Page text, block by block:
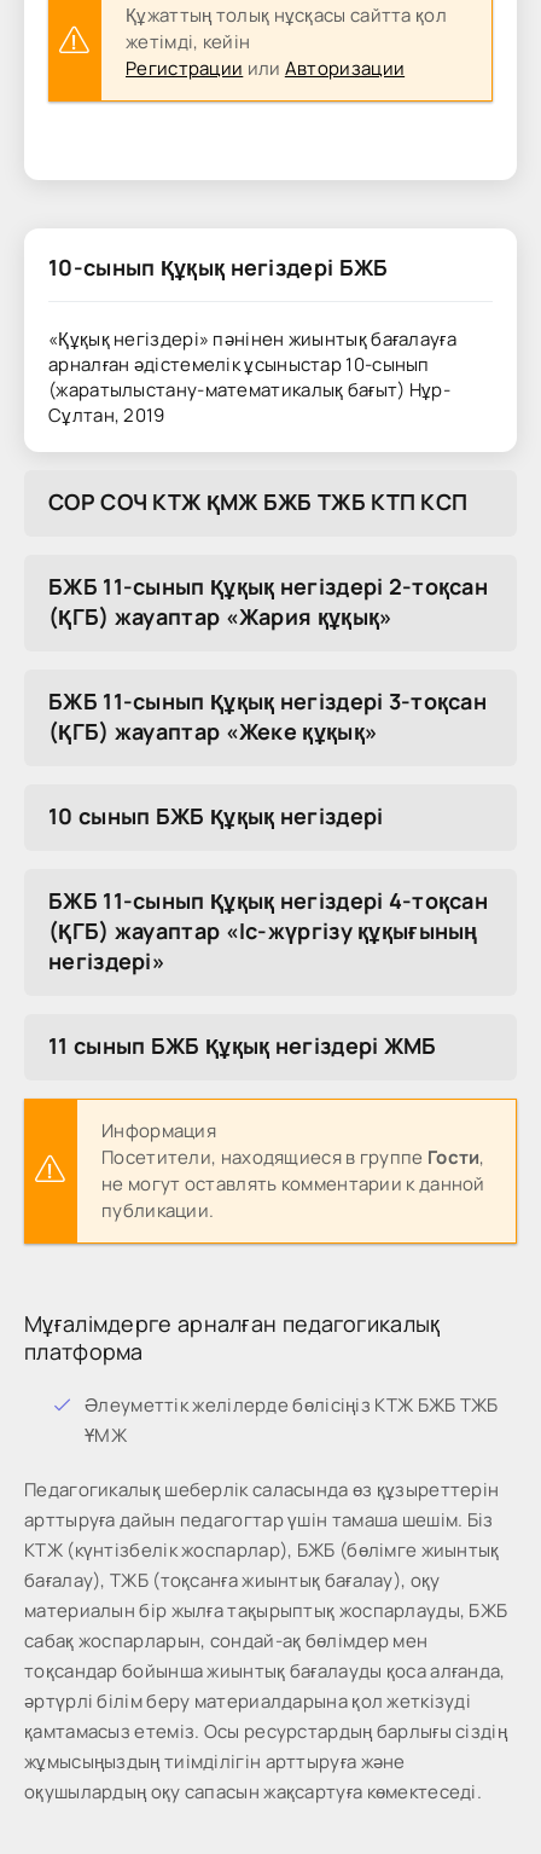
Құжаттың толық нұсқасы сайтта қол
жетімді, кейін
Регистрации или Авторизации
10-сынып Құқық негіздері БЖБ
«Құқық негіздері» пәнінен жиынтық бағалауға
арналған әдістемелік ұсыныстар 10-сынып
(жаратылыстану-математикалық бағыт) Нұр-
Сұлтан, 2019
COP COЧ KTЖ ҚMЖ БЖБ TЖБ KTП KCП
БЖБ 11-сынып Құқық негіздері 2-тоқсан
(ҚГБ) жауаптар «Жария құқық»
БЖБ 11-сынып Құқық негіздері 3-тоқсан
(ҚГБ) жауаптар «Жеке құқық»
10 сынып БЖБ Құқық негіздері
БЖБ 11-сынып Құқық негіздері 4-тоқсан
(ҚГБ) жауаптар «Іс-жүргізу құқығының
негіздері»
11 сынып БЖБ Құқық негіздері ЖМБ
Информация
Посетители, находящиеся в группе Гости,
не могут оставлять комментарии к данной
публикации.
Мұғалімдерге арналған педагогикалық
платформа
Әлеуметтік желілерде бөлісіңіз КТЖ БЖБ ТЖБ
ҰМЖ
Педагогикалық шеберлік саласында өз құзыреттерін
арттыруға дайын педагогтар үшін тамаша шешім. Біз
КТЖ (күнтізбелік жоспарлар), БЖБ (бөлімге жиынтық
бағалау), ТЖБ (тоқсанға жиынтық бағалау), оқу
материалын бір жылға тақырыптық жоспарлауды, БЖБ
сабақ жоспарларын, сондай-ақ бөлімдер мен
тоқсандар бойынша жиынтық бағалауды қоса алғанда,
әртүрлі білім беру материалдарына қол жеткізуді
қамтамасыз етеміз. Осы ресурстардың барлығы сіздің
жұмысыңыздың тиімділігін арттыруға және
оқушылардың оқу сапасын жақсартуға көмектеседі.